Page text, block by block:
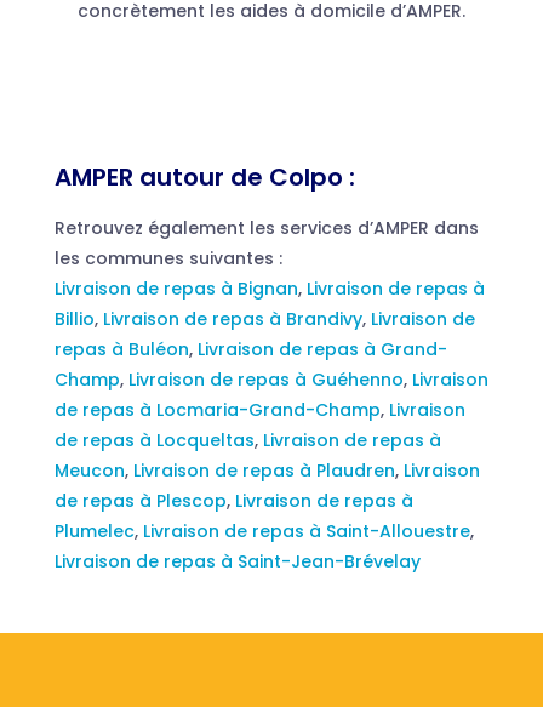
concrètement les aides à domicile d’AMPER.
AMPER autour de Colpo :
Retrouvez également les services d’AMPER dans
les communes suivantes :
Livraison de repas à Bignan, Livraison de repas à
Billio, Livraison de repas à Brandivy, Livraison de
repas à Buléon, Livraison de repas à Grand-
Champ, Livraison de repas à Guéhenno, Livraison
de repas à Locmaria-Grand-Champ, Livraison
de repas à Locqueltas, Livraison de repas à
Meucon, Livraison de repas à Plaudren, Livraison
de repas à Plescop, Livraison de repas à
Plumelec, Livraison de repas à Saint-Allouestre,
Livraison de repas à Saint-Jean-Brévelay